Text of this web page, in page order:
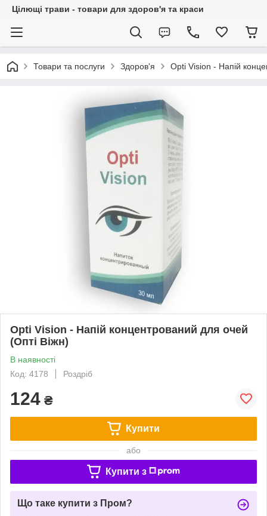
Цілющі трави - товари для здоров'я та краси
Товари та послуги Здоров'я Opti Vision - Напій
Opti Vision - Напій концентрований для очей
(Опті Віжн)
В наявності
Код: 4178
Роздріб
124 ₴
Купити
або
Купити з
Що таке купити з Пром?